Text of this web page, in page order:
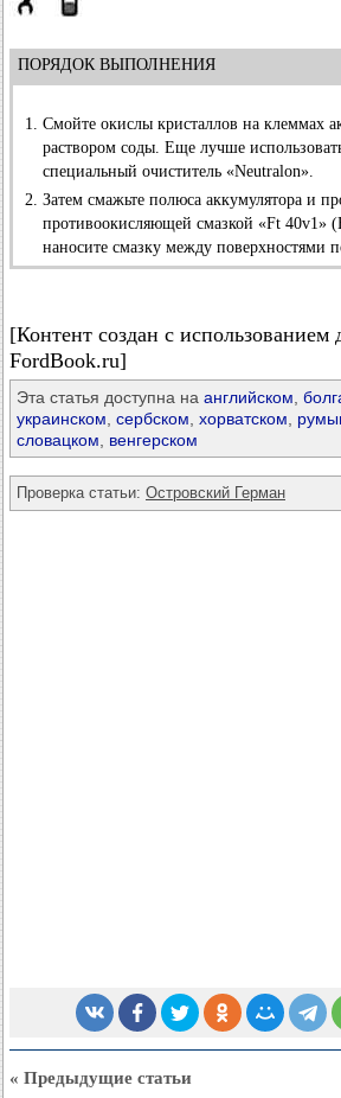
ПОРЯДОК ВЫПОЛНЕНИЯ
Смойте окислы кристаллов на клеммах
раствором соды. Еще лучше
специальный очиститель «Neutralon».
Затем смажьте полюса аккумулятора и
противоокисляющей смазкой «Ft 40v1»
наносите смазку между поверхностями
[Контент создан с использованием
FordBook.ru]
Эта статья доступна на английском
украинском сербском хорватском
словацком
венгерском
Проверка статьи: Островский Герман
« Предыдущие статьи